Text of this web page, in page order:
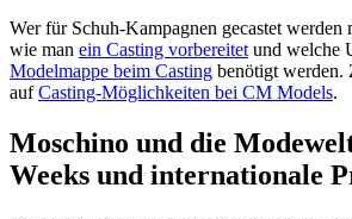
Wer für Schuh-Kampagnen gecastet werden
wie man ein Casting vorbereitet und welche
Modelmappe beim Casting benötigt
aufCasting-Möglichkeiten bei CM Models.
Moschino und die
Weeks und internationale